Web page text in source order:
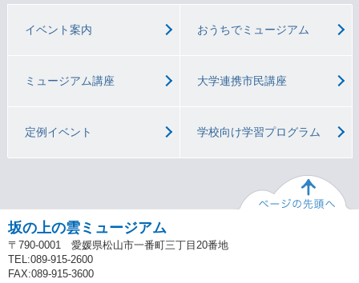
イベント案内 おうちでミュージアム
ミュージアム講座 大学連携市民講座
定例イベント 学校向け学習プログラム
坂の上の雲ミュージアム
〒790-0001 愛媛県松山市一番町三丁目20番地
TEL:089-915-2600
FAX:089-915-3600